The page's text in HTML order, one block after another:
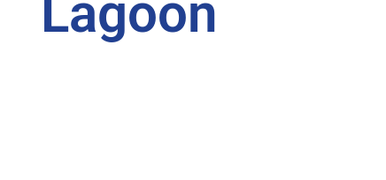
Lagoon